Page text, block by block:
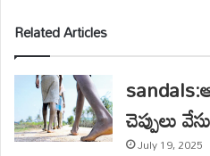
Related Articles
చెప్పులు
July 19, 2025